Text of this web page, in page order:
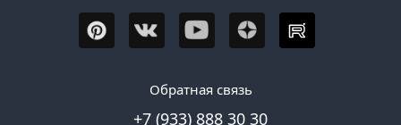
Обратная связь
+7 (933) 888 30 30